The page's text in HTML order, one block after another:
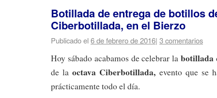
Botillada de entrega de botillos
Ciberbotillada, en el Bierzo
Publicado el6 de febrero de 2016| 3 comentarios
Hoy sábado acabamos de celebrar labotillada
de laoctava Ciberbotillada, evento que se
prácticamente todo el día.